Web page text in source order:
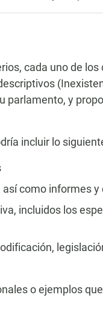
cada uno de
parlamento, y
incluir lo
como informes
incluidos los
o ejemplos